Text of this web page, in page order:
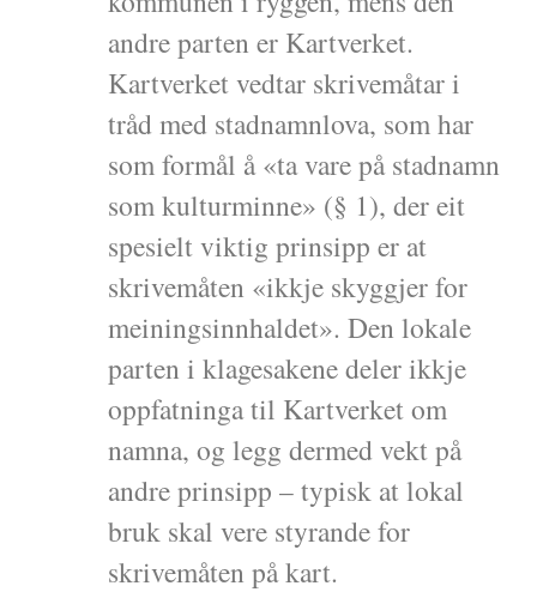
andre parten er Kartverket.
Kartverket vedtar skrivemåtar i
tråd med stadnamnlova, som har
som formål å «ta vare på stadnamn
som kulturminne» (§ 1), der eit
spesielt viktig prinsipp er at
skrivemåten «ikkje skyggjer for
meiningsinnhaldet». Den lokale
parten i klagesakene deler ikkje
oppfatninga til Kartverket om
namna, og legg dermed vekt på
andre prinsipp – typisk at lokal
bruk skal vere styrande for
skrivemåten på kart.